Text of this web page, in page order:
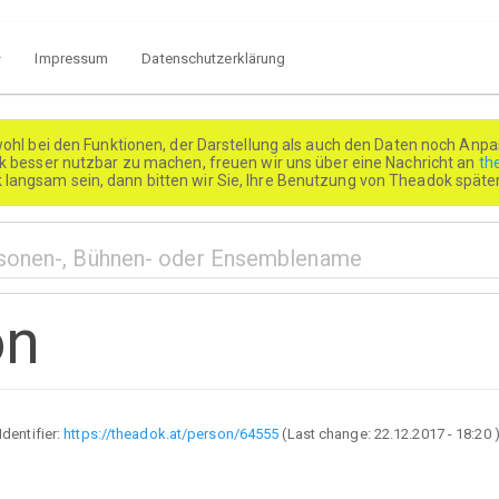
Impressum Datenschutzerklärung
bei den Funktionen, der Darstellung als auch den Daten noch
besser nutzbar zu machen, freuen wir uns über eine Nachricht an
sein, dann bitten wir Sie, Ihre Benutzung von Theadok
Identifier:https://theadok.at/person/64555 (Last change: 22.12.2017 - 18:20)